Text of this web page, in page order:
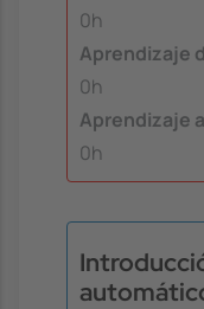
0h
Aprendizaje
0h
Aprendizaje
0h